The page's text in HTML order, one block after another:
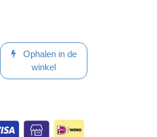
Ophalen in de
winkel